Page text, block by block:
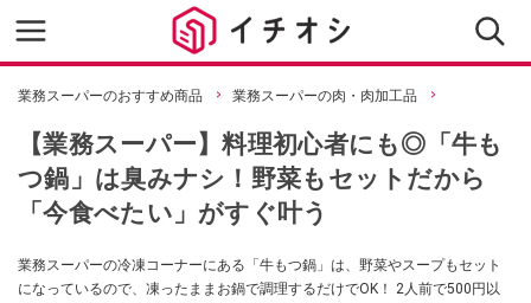
業務スーパーのおすすめ商品 業務スーパーの肉・肉加工品
【業務スーパー】料理初心者にも◎「牛も
つ鍋」は臭みナシ！野菜もセットだから
「今食べたい」がすぐ叶う
業務スーパーの冷凍コーナーにある「牛もつ鍋」は、野菜やスープもセット
になっているので、凍ったままお鍋で調理するだけでOK！ 2人前で500円以